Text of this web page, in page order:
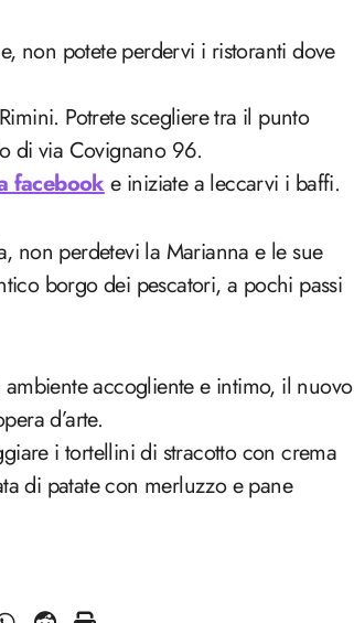
non potete perdervi i ristoranti dove
Potrete scegliere tra il punto
di via Covignano 96.
facebooke iniziate a leccarvi i baffi.
non perdetevi la Marianna e le sue
borgo dei pescatori, a pochi passi
accogliente e intimo, il nuovo
d’arte.
i tortellini di stracotto con crema
di patate con merluzzo e pane